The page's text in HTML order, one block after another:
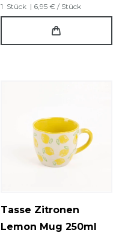
1 Stück | 6,95 € / Stück
Tasse Zitronen
Lemon Mug 250ml